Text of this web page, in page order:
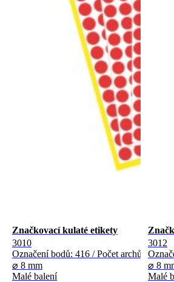
Značkovací kulaté etikety
3010
Označení bodů: 416 / Počet archů: 4
⌀ 8 mm
Malé balení
3012
⌀ 8
Malé